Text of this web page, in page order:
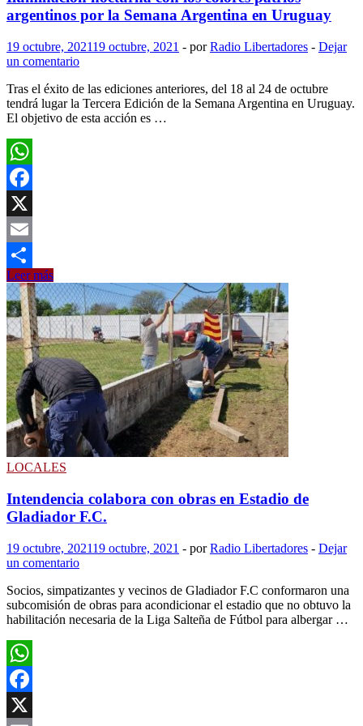
argentinos por la Semana Argentina en Uruguay
19 octubre, 202119 octubre, 2021 - porRadio Libertadores - Dejar
un comentario
Tras el éxito de las ediciones anteriores, del 18 al 24 de octubre
tendrá lugar la Tercera Edición de la Semana Argentina en Uruguay.
El objetivo de esta acción es …
WhatsApp
Facebook
X
Email
Compartir
Iluminación
nocturna
con
los
colores
patrios
argentinos
por
la
Semana
Argentina
en
Uruguay
Leer más
LOCALES
Intendencia colabora con obras en Estadio de
Gladiador F.C.
19 octubre, 202119 octubre, 2021 - porRadio Libertadores - Dejar
un comentario
Socios, simpatizantes y vecinos de Gladiador F.C conformaron una
subcomisión de obras para acondicionar el estadio que no obtuvo la
habilitación necesaria de la Liga Salteña de Fútbol para albergar …
WhatsApp
Facebook